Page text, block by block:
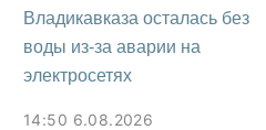
14:50 6.08.2026